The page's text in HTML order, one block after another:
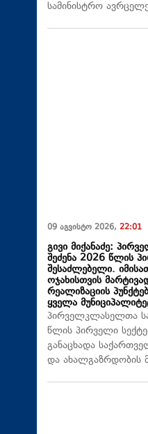
სამინისტრო
09 აგვისტო 2026, 22:01
გივი მიქანაძე:
შეძენა 2026 წლის
შესაძლებელი.
ოჯახისთვის
რეალიზაციის
ყველა
პირველკლასელთა
წლის პირველი
განაცხადა
და ახალგაზრდობის